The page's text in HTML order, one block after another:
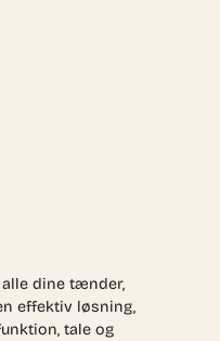
dine tænder,
effektiv løsning,
tale og